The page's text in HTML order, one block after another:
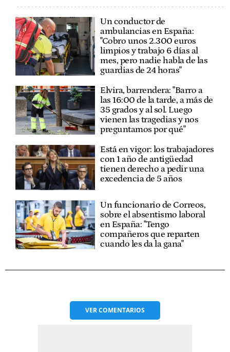
Un conductor de
ambulancias en España:
"Cobro unos 2.300 euros
limpios y trabajo 6 días al
mes, pero nadie habla de las
guardias de 24 horas"
Elvira, barrendera: "Barro a
las 16:00 de la tarde, a más de
35 grados y al sol. Luego
vienen las tragedias y nos
preguntamos por qué"
Está en vigor: los trabajadores
con 1 año de antigüedad
tienen derecho a pedir una
excedencia de 5 años
Un funcionario de Correos,
sobre el absentismo laboral
en España: "Tengo
compañeros que reparten
cuando les da la gana"
VERCOMENTARIOS